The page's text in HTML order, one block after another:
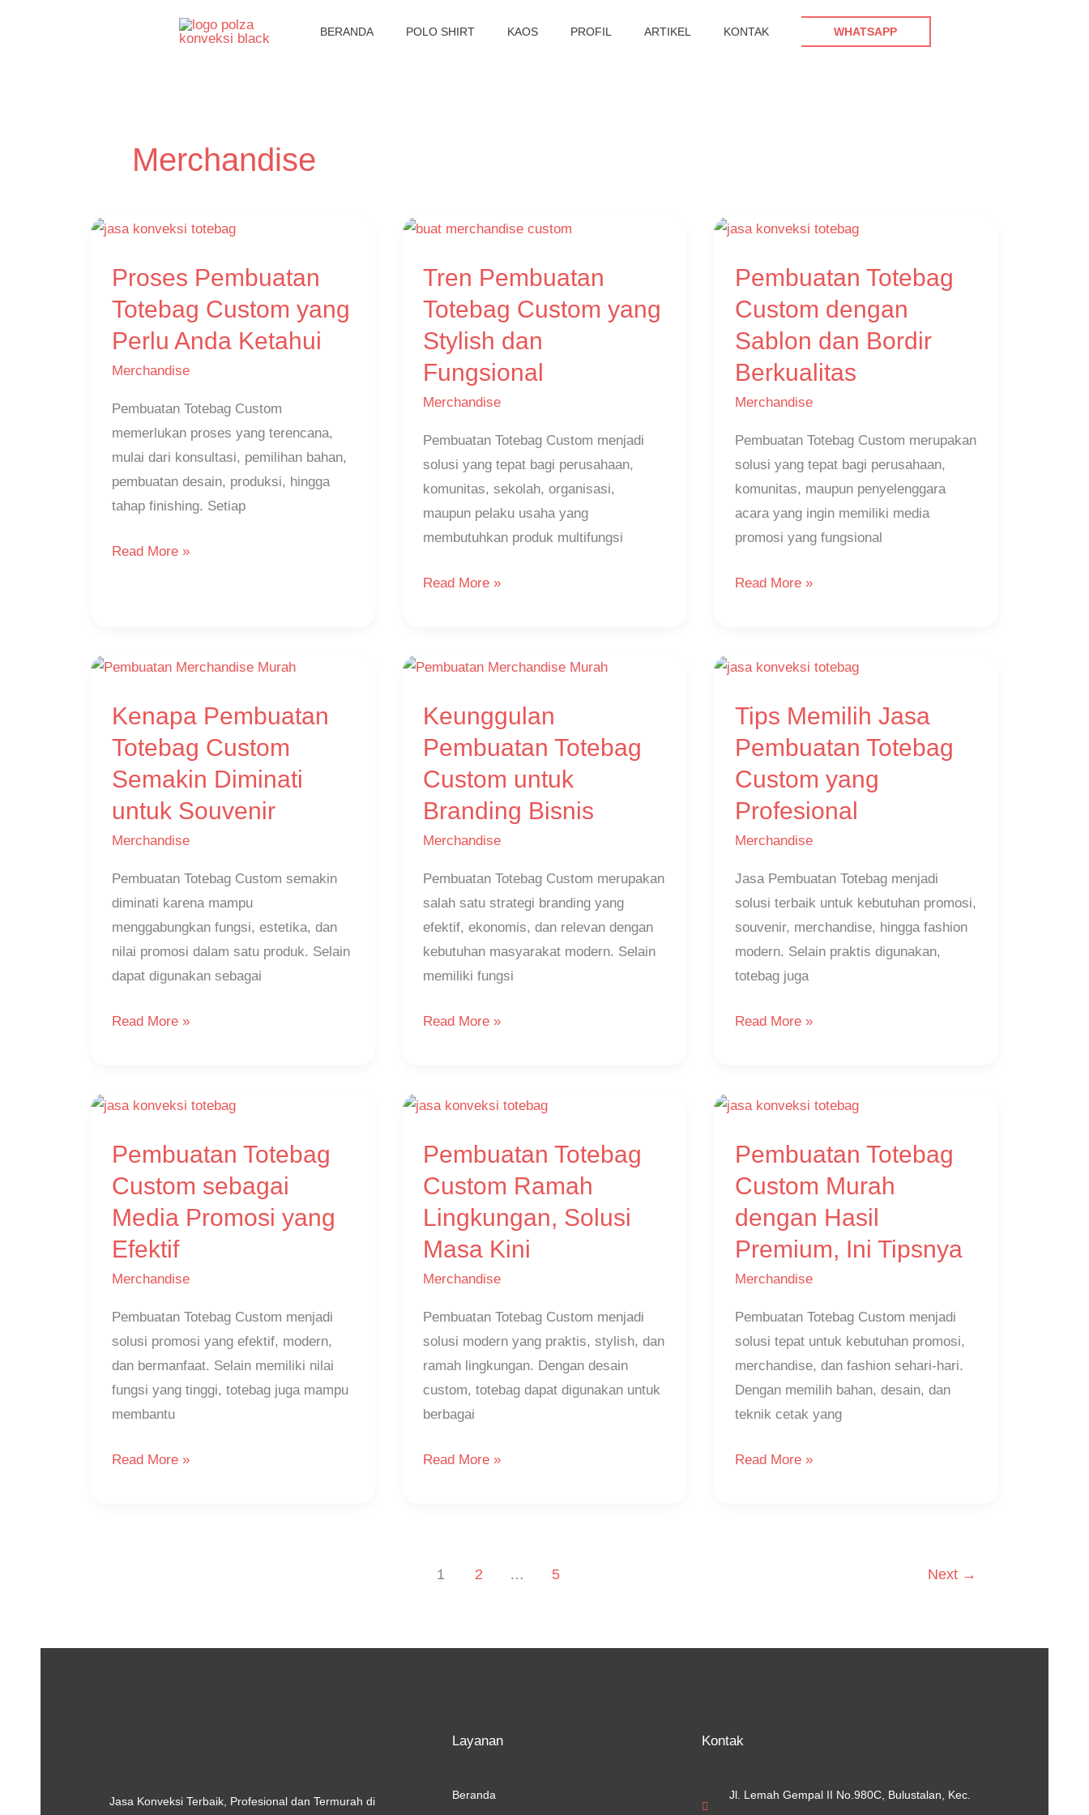
BERANDA POLO SHIRT KAOS PROFIL ARTIKEL KONTAK WHATSAPP
Merchandise
Proses Pembuatan
Totebag Custom yang
Perlu Anda Ketahui
Merchandise
Pembuatan Totebag Custom
memerlukan proses yang terencana,
mulai dari konsultasi, pemilihan bahan,
pembuatan desain, produksi, hingga
tahap finishing. Setiap
Pembuatan
Custom
yang
Perlu
Ketahui
Read More »
Tren Pembuatan
Totebag Custom yang
Stylish dan
Fungsional
Merchandise
Pembuatan Totebag Custom menjadi
solusi yang tepat bagi perusahaan,
komunitas, sekolah, organisasi,
maupun pelaku usaha yang
membutuhkan produk multifungsi
Pembuatan
Custom
yang
Stylish
dan
Read More »
Pembuatan Totebag
Custom dengan
Sablon dan Bordir
Berkualitas
Merchandise
Pembuatan Totebag Custom merupakan
solusi yang tepat bagi perusahaan,
komunitas, maupun penyelenggara
acara yang ingin memiliki media
promosi yang fungsional
Totebag
dengan
Sablon
dan
Bordir
Read More »
Kenapa Pembuatan
Totebag Custom
Semakin Diminati
untuk Souvenir
Merchandise
Pembuatan Totebag Custom semakin
diminati karena mampu
menggabungkan fungsi, estetika, dan
nilai promosi dalam satu produk. Selain
dapat digunakan sebagai
Pembuatan
Custom
Semakin
Diminati
untuk
Read More »
Keunggulan
Pembuatan Totebag
Custom untuk
Branding Bisnis
Merchandise
Pembuatan Totebag Custom merupakan
salah satu strategi branding yang
efektif, ekonomis, dan relevan dengan
kebutuhan masyarakat modern. Selain
memiliki fungsi
Pembuatan
Custom
untuk
Branding
Bisnis
Read More »
Tips Memilih Jasa
Pembuatan Totebag
Custom yang
Profesional
Merchandise
Jasa Pembuatan Totebag menjadi
solusi terbaik untuk kebutuhan promosi,
souvenir, merchandise, hingga fashion
modern. Selain praktis digunakan,
totebag juga
Memilih
Pembuatan
Totebag
Custom
yang
Read More »
Pembuatan Totebag
Custom sebagai
Media Promosi yang
Efektif
Merchandise
Pembuatan Totebag Custom menjadi
solusi promosi yang efektif, modern,
dan bermanfaat. Selain memiliki nilai
fungsi yang tinggi, totebag juga mampu
membantu
Totebag
sebagai
Media
Promosi
yang
Read More »
Pembuatan Totebag
Custom Ramah
Lingkungan, Solusi
Masa Kini
Merchandise
Pembuatan Totebag Custom menjadi
solusi modern yang praktis, stylish, dan
ramah lingkungan. Dengan desain
custom, totebag dapat digunakan untuk
berbagai
Totebag
Ramah
Lingkungan,
Solusi
Masa
Read More »
Pembuatan Totebag
Custom Murah
dengan Hasil
Premium, Ini Tipsnya
Merchandise
Pembuatan Totebag Custom menjadi
solusi tepat untuk kebutuhan promosi,
merchandise, dan fashion sehari-hari.
Dengan memilih bahan, desain, dan
teknik cetak yang
Totebag
Murah
dengan
Hasil
Premium,
Tipsnya
Read More »
1 2 … 5 Next →
Jasa Konveksi Terbaik, Profesional dan Termurah di
Layanan
Beranda
Kontak
Jl. Lemah Gempal II No.980C, Bulustalan, Kec.